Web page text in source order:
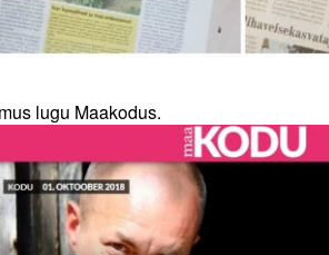
lugu Maakodus.